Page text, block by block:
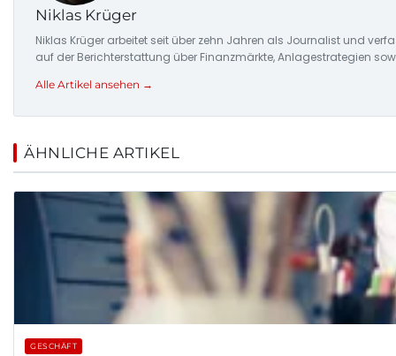
Niklas Krüger
Niklas Krüger arbeitet seit über zehn Jahren als Journalist und
auf der Berichterstattung über Finanzmärkte, Anlagestrategien
Alle Artikel ansehen →
ÄHNLICHE ARTIKEL
GESCHÄFT